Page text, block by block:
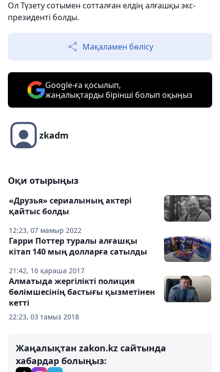
Ол Түзету сотымен сотталған елдің алғашқы экс-
президенті болды.
Мақаламен бөлісу
Google-ға қосылып,
жаңалықтарды бірінші болып оқыңыз
zkadm
Оқи отырыңыз
12:23, 07 мамыр 2022
«Друзья» сериалының актері
қайтыс болды
21:42, 16 қараша 2017
Гарри Поттер туралы алғашқы
кітап 140 мың долларға сатылды
22:23, 03 тамыз 2018
Алматыда жергілікті полиция
бөлімшесінің бастығы қызметінен
кетті
Жаңалықтан zakon.kz сайтында
хабардар болыңыз: